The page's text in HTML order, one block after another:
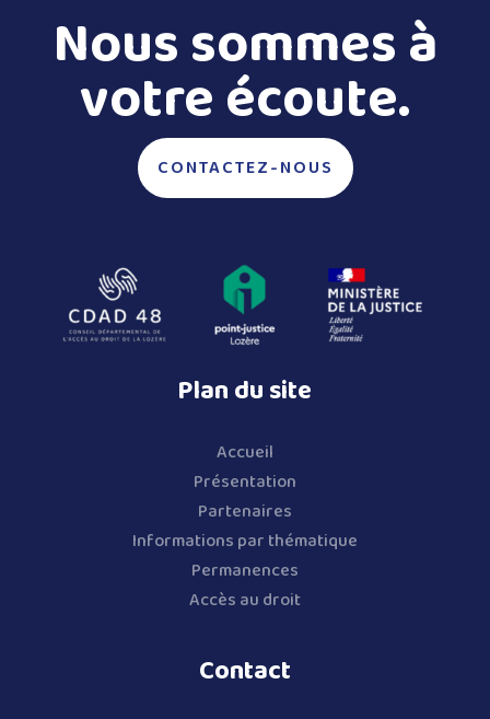
Nous sommes à
votre écoute.
CONTACTEZ-NOUS
Plan du site
Accueil
Présentation
Partenaires
Informations par thématique
Permanences
Accès au droit
Contact